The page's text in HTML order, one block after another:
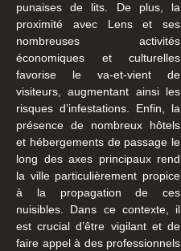
punaises de lits. De plus, la
proximité avec Lens et ses
nombreuses activités
économiques et culturelles
favorise le va-et-vient de
visiteurs, augmentant ainsi les
risques d’infestations. Enfin, la
présence de nombreux hôtels
et hébergements de passage le
long des axes principaux rend
la ville particulièrement propice
à la propagation de ces
nuisibles. Dans ce contexte, il
est crucial d’être vigilant et de
faire appel à des professionnels